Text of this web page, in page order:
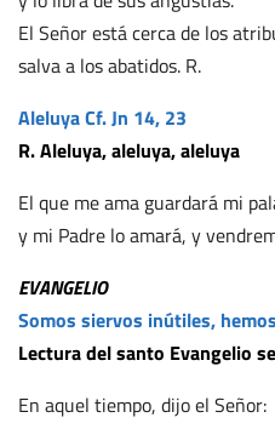
El Señor está cerca de los
salva a los abatidos. R.
Aleluya Cf. Jn 14, 23
R. Aleluya, aleluya, aleluya
El que me ama guardará mi
y mi Padre lo amará, y
EVANGELIO
Somos siervos inútiles,
Lectura del santo Evangelio
En aquel tiempo, dijo el Señor: